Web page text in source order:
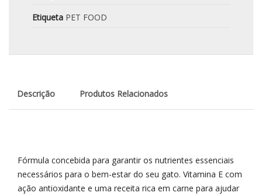
Etiqueta PET FOOD
Descrição Produtos Relacionados
Fórmula concebida para garantir os nutrientes essenciais
necessários para o bem-estar do seu gato. Vitamina E com
ação antioxidante e uma receita rica em carne para ajudar